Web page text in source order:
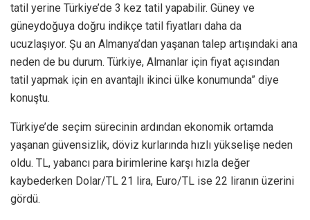
tatil yerine Türkiye’de 3 kez tatil yapabilir. Güney ve
güneydoğuya doğru indikçe tatil fiyatları daha da
ucuzlaşıyor. Şu an Almanya’dan yaşanan talep artışındaki ana
neden de bu durum. Türkiye, Almanlar için fiyat açısından
tatil yapmak için en avantajlı ikinci ülke konumunda” diye
konuştu.
Türkiye’de seçim sürecinin ardından ekonomik ortamda
yaşanan güvensizlik, döviz kurlarında hızlı yükselişe neden
oldu. TL, yabancı para birimlerine karşı hızla değer
kaybederken Dolar/TL 21 lira, Euro/TL ise 22 liranın üzerini
gördü.